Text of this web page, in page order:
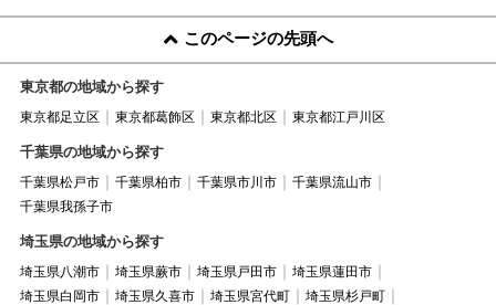
このページの先頭へ
東京都の地域から探す
東京都足立区 東京都葛飾区 東京都北区 東京都江戸川区
千葉県の地域から探す
千葉県松戸市 千葉県柏市 千葉県市川市
千葉県流山市
千葉県我孫子市
埼玉県の地域から探す
埼玉県八潮市 埼玉県蕨市 埼玉県戸田市
埼玉県蓮田市
埼玉県白岡市
埼玉県久喜市 埼玉県宮代町
埼玉県杉戸町